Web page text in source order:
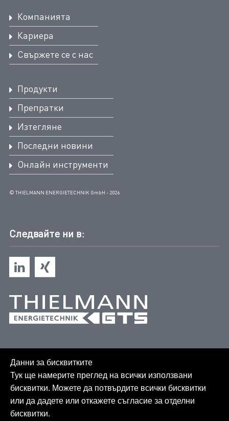
Компанията
Кариера
Свържете се с нас
Продукти
Препратки
Изтегляне
Последни новини
Онлайн инструменти
© THIELMANN ENERGIETECHNIK GmbH - 2026
Следвайте ни в:
Карта на сайта
Данни за бисквитките
Тук ще намерите преглед на всички използвани
бисквитки. Можете да потвърдите всички бисквитки
или да дадете или откажете съгласие за отделни
бисквитки.